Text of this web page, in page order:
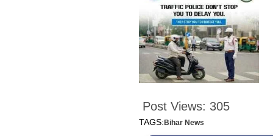
Post Views: 305
TAGS:Bihar News